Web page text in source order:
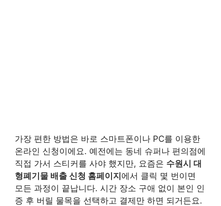
가장 편한 방법은 바로 스마트폰이나 PC를 이용한
온라인 신청이에요. 예전에는 동네 슈퍼나 편의점에
직접 가서 스티커를 사야 했지만, 요즘은 수원시 대
형폐기물 배출 신청 홈페이지 에서 클릭 몇 번이면
모든 과정이 끝납니다. 시간 장소 구애 없이 본인 인
증 후 버릴 물목을 선택하고 결제만 하면 되거든요.